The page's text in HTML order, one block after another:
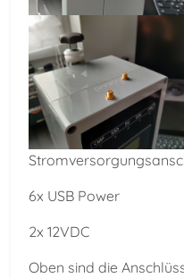
6x USB Power
2x 12VDC
Oben sind die